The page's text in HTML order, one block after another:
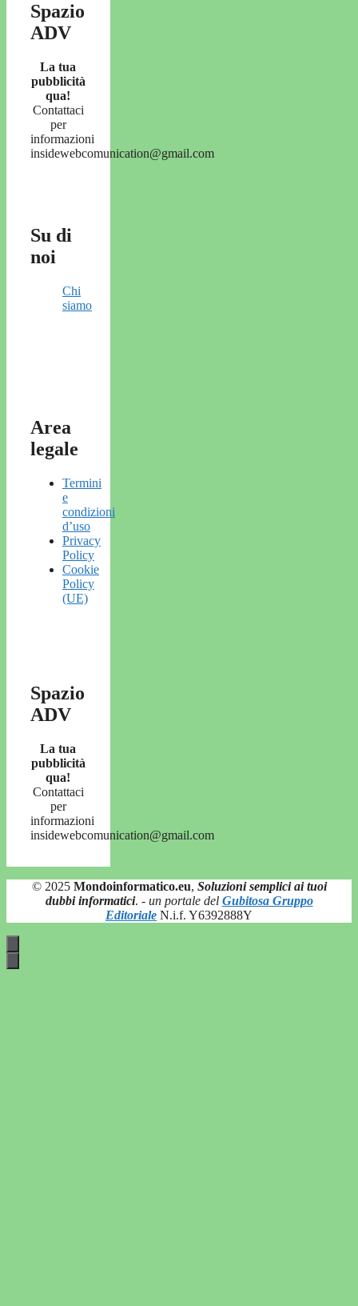
Spazio
ADV
La tua
pubblicità
qua!
Contattaci
per
informazioni
insidewebcomunication@gmail.com
Su di
noi
Chi
siamo
Area
legale
Termini
e
condizioni
d’uso
Privacy
Policy
Cookie
Policy
(UE)
Spazio
ADV
La tua
pubblicità
qua!
Contattaci
per
informazioni
insidewebcomunication@gmail.com
© 2025 Mondoinformatico.eu, Soluzioni semplici ai tuoi
dubbi informatici. - un portale del Gubitosa Gruppo
Editoriale N.i.f. Y6392888Y